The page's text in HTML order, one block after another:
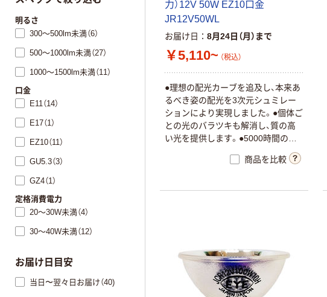
力）12V 50W EZ10口金
JR12V50WL
お届け日 8月24日（月）まで
￥5,110~ （税込）
●理想の配光カーブを追及し、本来あ
るべき姿の配光を3次元シュミレー
ションにより実現しました。●個体ご
との光のバラツキも解消し、質の高
い光を提供します。●5000時間の長
ADVANCEタイプをラインアップ。
商品を比較
明るさ
300～500lm未満（6）
500～1000lm未満（27）
1000～1500lm未満（11）
口金
E11（14）
E17（1）
EZ10（11）
GU5.3（3）
GZ4（1）
定格消費電力
20～30W未満（4）
30～40W未満（12）
お届け日目安
当日〜翌々日お届け（40)